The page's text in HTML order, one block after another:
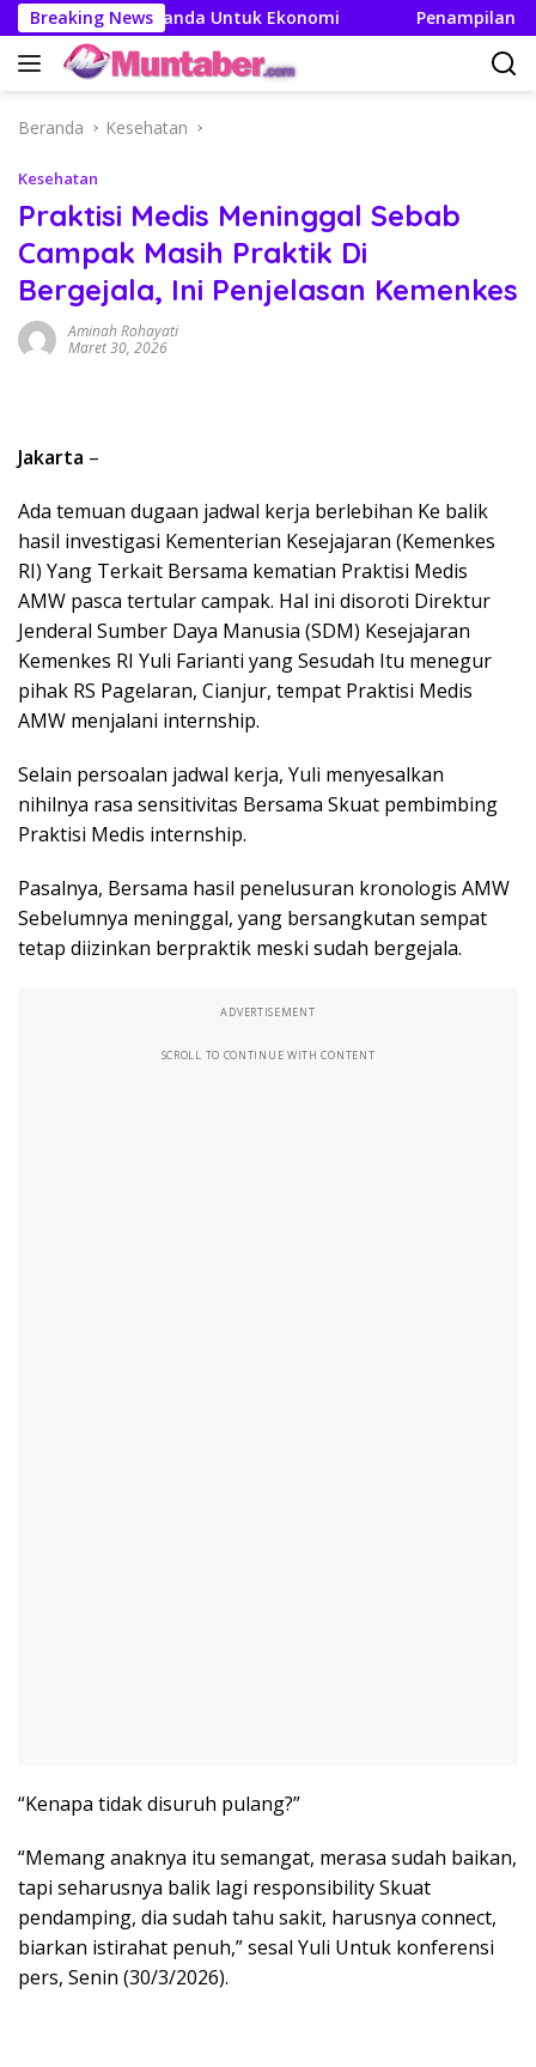
Langsung
ke
konten
Breaking News
Efek Berganda Untuk Ekonomi Penampilan dan
Beranda Kesehatan
Kesehatan
Praktisi Medis Meninggal Sebab
Campak Masih Praktik Di
Bergejala, Ini Penjelasan Kemenkes
Aminah Rohayati
Maret 30, 2026
Jakarta –
Ada temuan dugaan jadwal kerja berlebihan Ke balik
hasil investigasi Kementerian Kesejajaran (Kemenkes
RI) Yang Terkait Bersama kematian Praktisi Medis
AMW pasca tertular campak. Hal ini disoroti Direktur
Jenderal Sumber Daya Manusia (SDM) Kesejajaran
Kemenkes RI Yuli Farianti yang Sesudah Itu menegur
pihak RS Pagelaran, Cianjur, tempat Praktisi Medis
AMW menjalani internship.
Selain persoalan jadwal kerja, Yuli menyesalkan
nihilnya rasa sensitivitas Bersama Skuat pembimbing
Praktisi Medis internship.
Pasalnya, Bersama hasil penelusuran kronologis AMW
Sebelumnya meninggal, yang bersangkutan sempat
tetap diizinkan berpraktik meski sudah bergejala.
ADVERTISEMENT
SCROLL TO CONTINUE WITH CONTENT
“Kenapa tidak disuruh pulang?”
“Memang anaknya itu semangat, merasa sudah baikan,
tapi seharusnya balik lagi responsibility Skuat
pendamping, dia sudah tahu sakit, harusnya connect,
biarkan istirahat penuh,” sesal Yuli Untuk konferensi
pers, Senin (30/3/2026).